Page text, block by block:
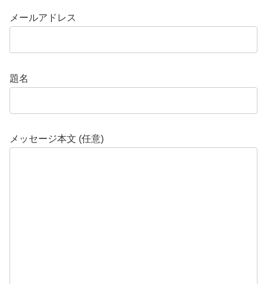
メールアドレス
題名
メッセージ本文 (任意)